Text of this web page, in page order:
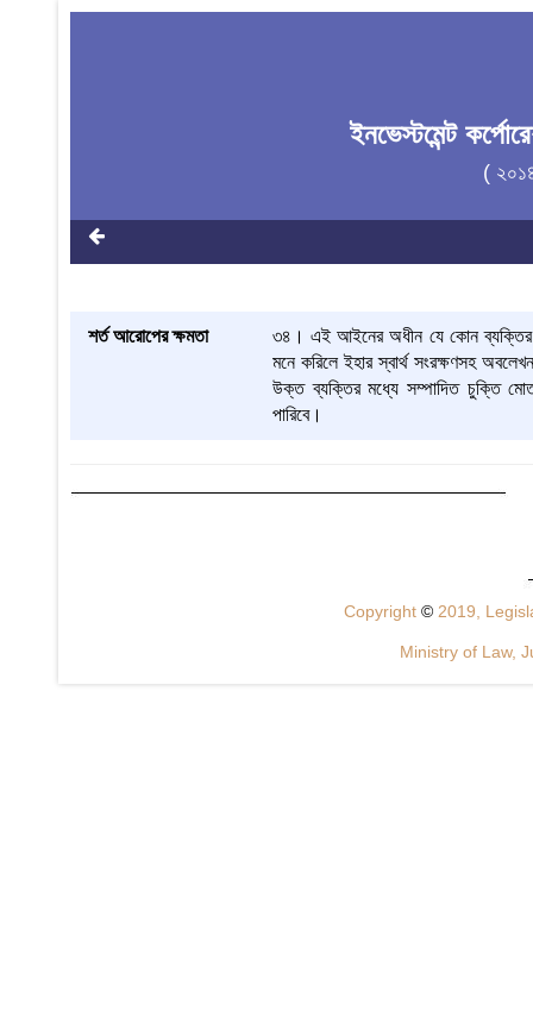
ইনভেস্টমেন্ট
(
শর্ত আরোপের ক্ষমতা
৩৪। এই আইনের অধীন যে কোন ব্যক্তির
মনে করিলে ইহার স্বার্থ সংরক্ষণসহ
উক্ত ব্যক্তির মধ্যে সম্পাদিত চুক্তি
পারিবে।
Copyright © 2019,
Ministry of Law,